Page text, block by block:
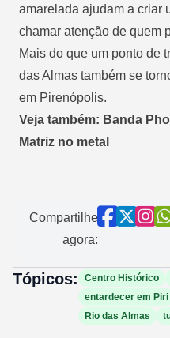
amarelada ajudam a criar
chamar atenção de quem
Mais do que um ponto de
das Almas também se
em Pirenópolis.
Veja também: Banda
Matriz no metal
Compartilhe
agora:
Tópicos: Centro Histórico
entardecer em Piri
Rio das Almas